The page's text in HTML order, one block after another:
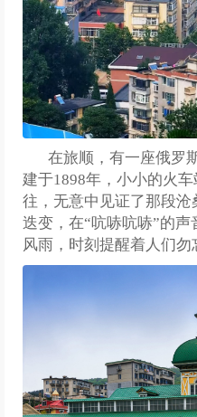
在旅顺，有一座俄罗
建于1898年，小小的火
往，无意中见证了那段
迭变，在“吭哧吭哧”的
风雨，时刻提醒着人们勿